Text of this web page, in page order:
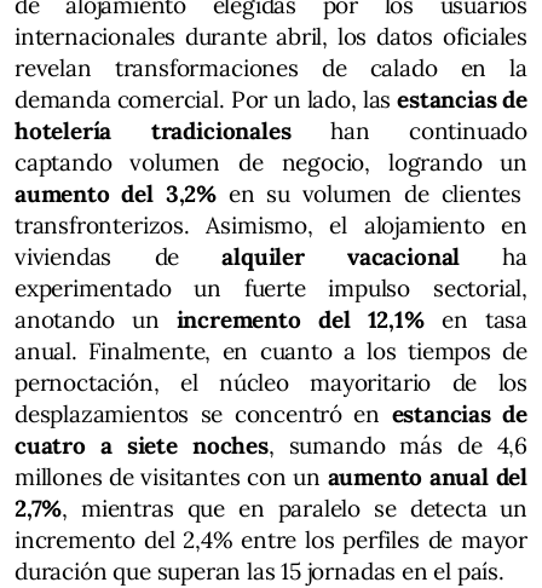
internacionales durante abril, los datos oficiales
revelan transformaciones de calado en la
demanda comercial. Por un lado, lasestancias de
hotelería tradicionaleshan continuado
captando volumen de negocio, logrando un
aumento del 3,2% en su volumen de clientes
transfronterizos. Asimismo, el alojamiento en
viviendas dealquiler vacacional ha
experimentado un fuerte impulso sectorial,
anotando un incremento del 12,1%en tasa
anual. Finalmente, en cuanto a los tiempos de
pernoctación, el núcleo mayoritario de los
desplazamientos se concentró en estancias de
cuatro a siete noches, sumando más de 4,6
millones de visitantes con un aumento anual del
2,7%, mientras que en paralelo se detecta un
incremento del 2,4% entre los perfiles de mayor
duración que superan las 15 jornadas en el país.